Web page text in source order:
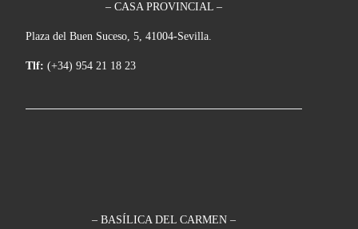
– CASA PROVINCIAL –
Plaza del Buen Suceso, 5, 41004-Sevilla.
Tlf: (+34) 954 21 18 23
– BASÍLICA DEL CARMEN –